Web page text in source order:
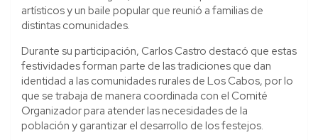
artísticos y un baile popular que reunió a familias de
distintas comunidades.
Durante su participación, Carlos Castro destacó que estas
festividades forman parte de las tradiciones que dan
identidad a las comunidades rurales de Los Cabos, por lo
que se trabaja de manera coordinada con el Comité
Organizador para atender las necesidades de la
población y garantizar el desarrollo de los festejos.